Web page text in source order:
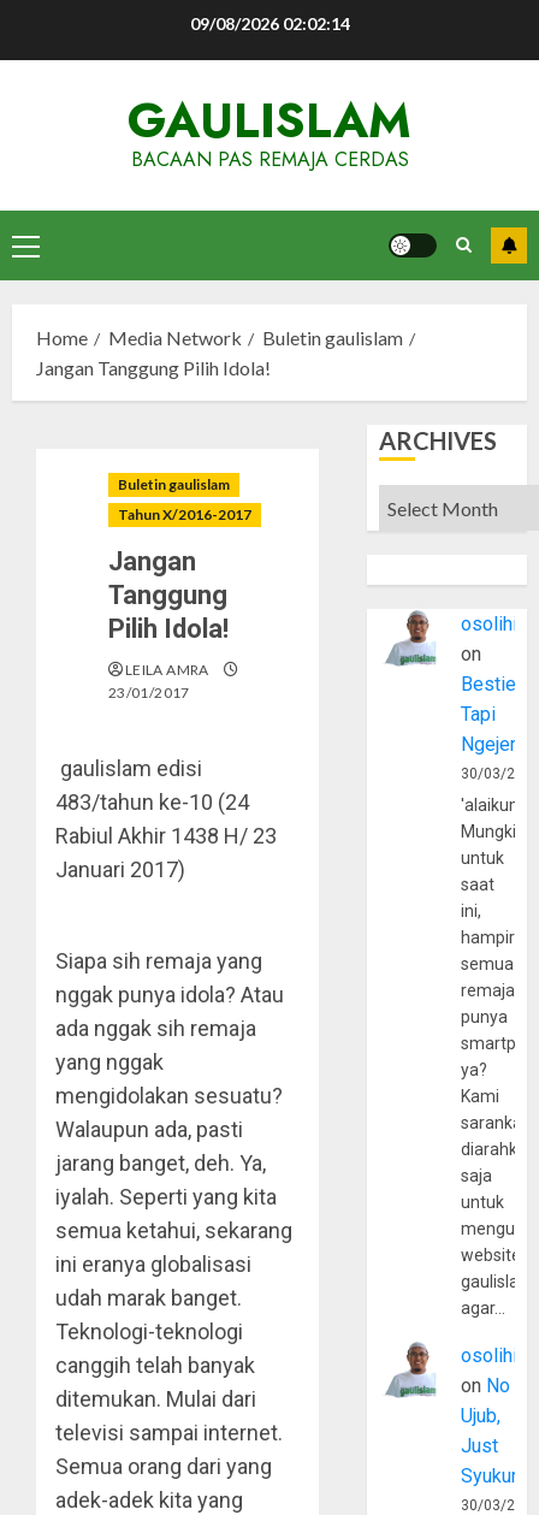
09/08/2026 02:02:15
GAULISLAM
BACAAN PAS REMAJA CERDAS
Primary
Menu
Home Media Network
Buletin gaulislam
Jangan Tanggung Pilih Idola!
Buletin gaulislam
Tahun X/2016-2017
Jangan
Tanggung
Pilih Idola!
LEILA AMRA
23/01/2017
gaulislam edisi
483/tahun ke-10 (24
Rabiul Akhir 1438 H/ 23
Januari 2017)
Siapa sih remaja yang
nggak punya idola? Atau
ada nggak sih remaja
yang nggak
mengidolakan sesuatu?
Walaupun ada, pasti
jarang banget, deh. Ya,
iyalah. Seperti yang kita
semua ketahui, sekarang
ini eranya globalisasi
udah marak banget.
Teknologi-teknologi
canggih telah banyak
ditemukan. Mulai dari
televisi sampai internet.
Semua orang dari yang
adek-adek kita yang
ARCHIVES
Archives
osolihin
on
Bestie
Tapi
30/03/
Mungkin
untuk
saat
ini,
hampir
semua
remaja
punya
ya?
Kami
sarankan,
diarahkan
saja
untuk
website
agar…
osolihin
on No
Ujub,
Just
Syukur
30/03/